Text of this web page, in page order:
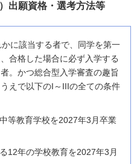
出願資格・選考方法等
に該当する者で、同学を第一
合格した場合に必ず入学する
。かつ総合型入学審査の趣旨
えで以下のI～IIIの全ての条件
等教育学校を2027年3月卒業
12年の学校教育を2027年3月